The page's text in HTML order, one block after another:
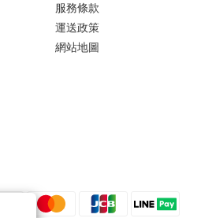
服務條款
運送政策
網站地圖